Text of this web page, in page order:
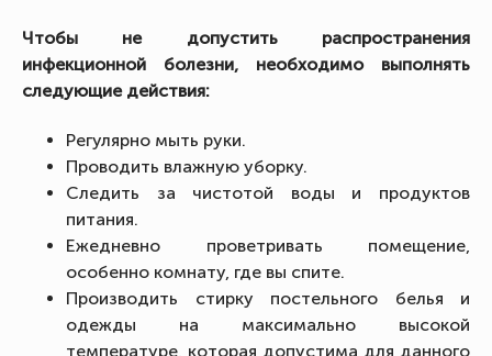
Чтобы не допустить распространения
инфекционной болезни, необходимо выполнять
следующие действия:
Регулярно мыть руки.
Проводить влажную уборку.
Следить за чистотой воды и продуктов
питания.
Ежедневно проветривать помещение,
особенно комнату, где вы спите.
Производить стирку постельного белья и
одежды на максимально высокой
температуре, которая допустима для данного